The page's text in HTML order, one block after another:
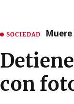
SOCIEDAD
con